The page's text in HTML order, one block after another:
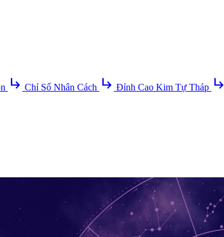
subdirectory_arrow_right Chỉ Số Nhân Cách subdirectory_arrow_right Đỉnh Cao Kim Tự Tháp subdirectory_arrow_right